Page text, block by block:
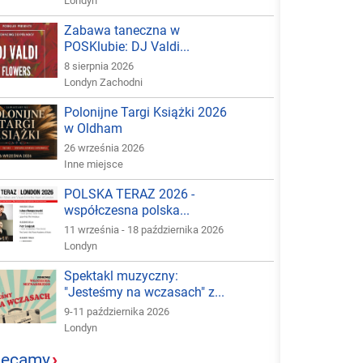
Zabawa taneczna w
POSKlubie: DJ Valdi...
8 sierpnia 2026
Londyn Zachodni
Polonijne Targi Książki 2026
w Oldham
26 września 2026
Inne miejsce
POLSKA TERAZ 2026 -
współczesna polska...
11 września - 18 października 2026
Londyn
Spektakl muzyczny:
"Jesteśmy na wczasach" z...
9-11 października 2026
Londyn